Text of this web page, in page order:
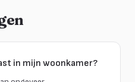
in mijn woonkamer?